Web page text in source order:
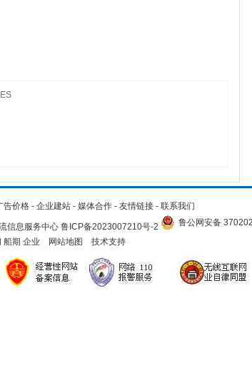
告价格 - 企业建站 - 媒体合作 - 友情链接 - 联系我们
信息服务中心 鲁ICP备2023007210号-2
鲁公网安备
船期 企业 网站地图 技术支持